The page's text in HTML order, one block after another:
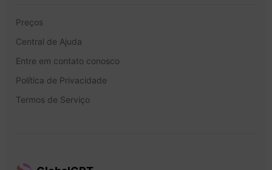
Preços
Central de Ajuda
Entre em contato conosco
Política de Privacidade
Termos de Serviço